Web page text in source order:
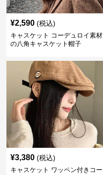
¥2,590 (税込)
キャスケット コーデュロイ素材
の八角キャスケット帽子
¥3,380 (税込)
キャスケット ワッペン付きコー